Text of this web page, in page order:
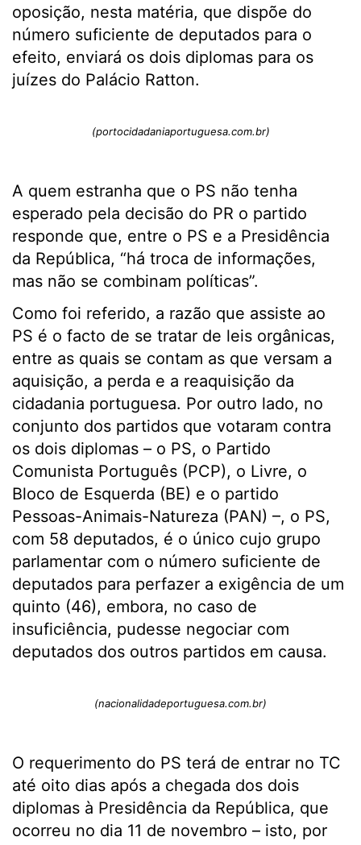
oposição, nesta matéria, que dispõe do
número suficiente de deputados para o
efeito, enviará os dois diplomas para os
juízes do Palácio Ratton.
(portocidadaniaportuguesa.com.br)
A quem estranha que o PS não tenha
esperado pela decisão do PR o partido
responde que, entre o PS e a Presidência
da República, “há troca de informações,
mas não se combinam políticas”.
Como foi referido, a razão que assiste ao
PS é o facto de se tratar de leis orgânicas,
entre as quais se contam as que versam a
aquisição, a perda e a reaquisição da
cidadania portuguesa. Por outro lado, no
conjunto dos partidos que votaram contra
os dois diplomas – o PS, o Partido
Comunista Português (PCP), o Livre, o
Bloco de Esquerda (BE) e o partido
Pessoas-Animais-Natureza (PAN) –, o PS,
com 58 deputados, é o único cujo grupo
parlamentar com o número suficiente de
deputados para perfazer a exigência de um
quinto (46), embora, no caso de
insuficiência, pudesse negociar com
deputados dos outros partidos em causa.
(nacionalidadeportuguesa.com.br)
O requerimento do PS terá de entrar no TC
até oito dias após a chegada dos dois
diplomas à Presidência da República, que
ocorreu no dia 11 de novembro – isto, por